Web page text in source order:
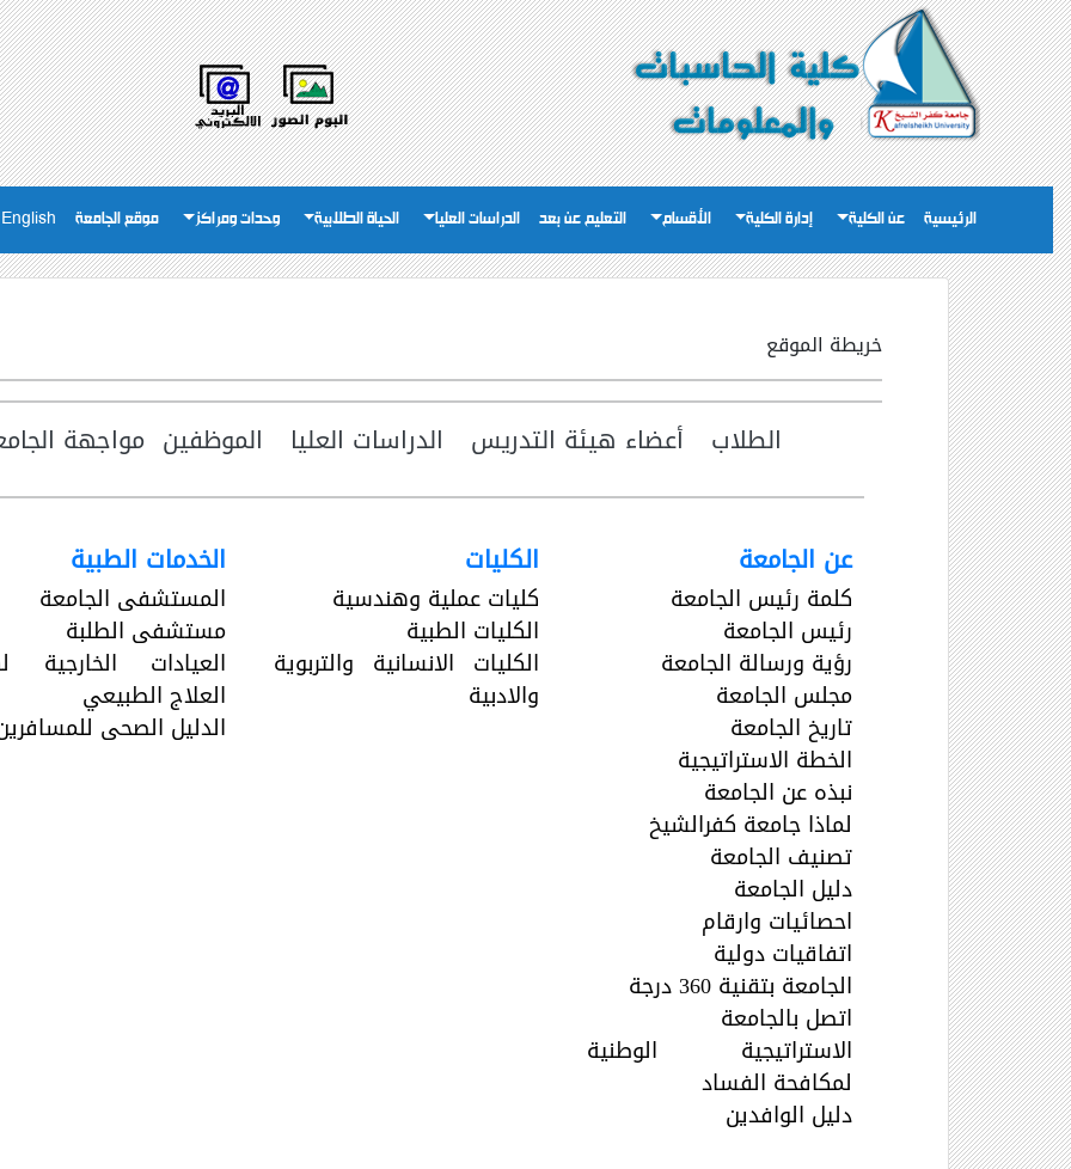
الرئيسية عن الكلية إدارة الكلية الأقسام التعليم عن بعد الدراسات العليا الحياة الطلابية وحدات ومراكز موقع الجامعة English
خريطة الموقع
الطلاب أعضاء هيئة التدريس الدراسات العليا الموظفين مواجهة
عن الجامعة
كلمة رئيس الجامعة
رئيس الجامعة
رؤية ورسالة الجامعة
مجلس الجامعة
تاريخ الجامعة
الخطة الاستراتيجية
نبذه عن الجامعة
لماذا جامعة كفرالشيخ
تصنيف الجامعة
دليل الجامعة
احصائيات وارقام
اتفاقيات دولية
الجامعة بتقنية 360 درجة
اتصل بالجامعة
الاستراتيجية الوطنية
لمكافحة الفساد
دليل الوافدين
الكليات
كليات عملية وهندسية
الكليات الطبية
الكليات الانسانية والتربوية
والادبية
الخدمات الطبية
المستشفى الجامعة
مستشفى الطلبة
العيادات الخارجية
العلاج الطبيعي
الدليل الصحى